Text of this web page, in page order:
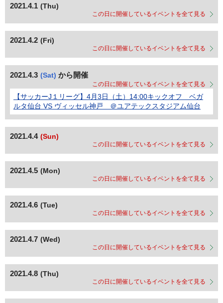
2021.4.1 (Thu)
この日に開催しているイベントを全て見る
2021.4.2 (Fri)
この日に開催しているイベントを全て見る
2021.4.3 (Sat) から開催
この日に開催しているイベントを全て見る
【サッカーJ１リーグ】4月3日（土）14:00キックオフ ベガ
ルタ仙台 VS ヴィッセル神戸 ＠ユアテックスタジアム仙台
2021.4.4 (Sun)
この日に開催しているイベントを全て見る
2021.4.5 (Mon)
この日に開催しているイベントを全て見る
2021.4.6 (Tue)
この日に開催しているイベントを全て見る
2021.4.7 (Wed)
この日に開催しているイベントを全て見る
2021.4.8 (Thu)
この日に開催しているイベントを全て見る